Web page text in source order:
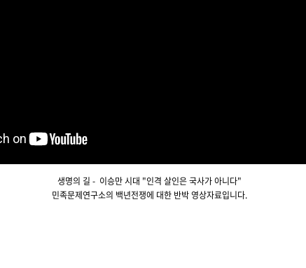
생명의 길 - 이승만 시대 "인격 살인은 국사가 아니다"
민족문제연구소의 백년전쟁에 대한 반박 영상자료입니다.